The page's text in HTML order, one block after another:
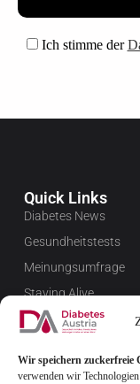
Wir speichern zuckerfreie
verwenden wir
Ich stimme der
Quick Links
Diabetes News
Gesundheitstests
Meinungsumfrage
Staying Alive
Favoriten